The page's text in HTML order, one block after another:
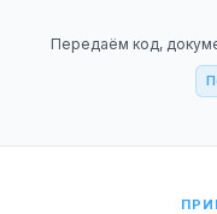
Передаём код,